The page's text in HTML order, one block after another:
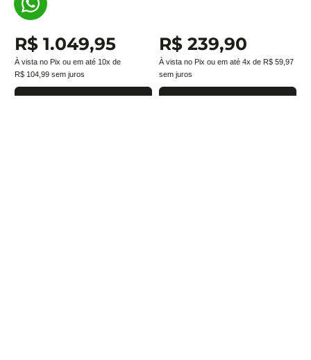
R$ 1.049,95
À vista no Pix ou em até 10x de
R$ 104 99 sem juros
R$ 239,90
À vista no Pix ou em até 4x de R$ 59 97
sem juros